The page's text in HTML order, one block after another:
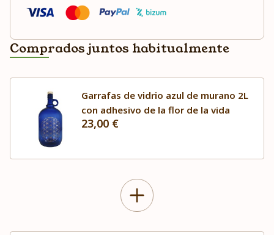
Comprados juntos habitualmente
Garrafas de vidrio azul de murano 2L
con adhesivo de la flor de la vida
23,00 €